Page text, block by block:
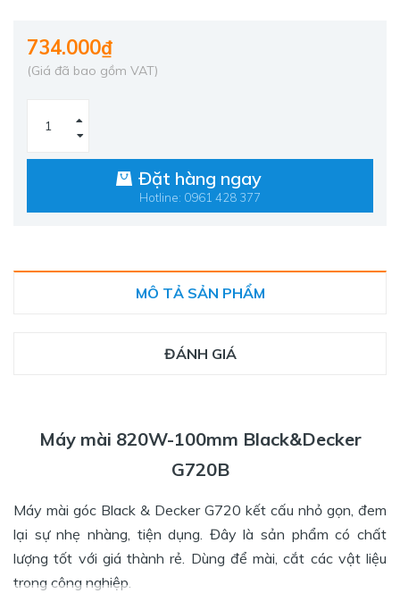
734.000₫
(Giá đã bao gồm VAT)
Đặt hàng ngay
Hotline: 0961 428 377
MÔ TẢ SẢN PHẨM
ĐÁNH GIÁ
Máy mài 820W-100mm Black&Decker
G720B
Máy mài góc Black & Decker G720 kết cấu nhỏ gọn, đem
lại sự nhẹ nhàng, tiện dụng. Đây là sản phẩm có chất
lượng tốt với giá thành rẻ. Dùng để mài, cắt các vật liệu
trong công nghiệp.